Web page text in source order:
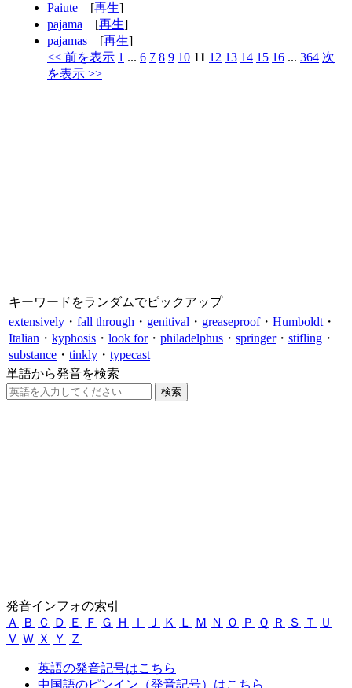
Paiute [再生]
pajama [再生]
pajamas [再生]
<< 前を表示 1 ... 6 7 8 9 10 11 12 13 14 15 16 ... 364 次
を表示 >>
キーワードをランダムでピックアップ
extensively ・ fall through ・ genitival ・ greaseproof・ Humboldt ・
Italian ・ kyphosis ・ look for・ philadelphus ・ springer・ stifling ・
substance ・ tinkly ・ typecast
単語から発音を検索
発音インフォの索引
Ａ
Ｂ Ｃ Ｄ Ｅ Ｆ Ｇ Ｈ Ｉ Ｊ Ｋ Ｌ Ｍ Ｎ Ｏ Ｐ Ｑ Ｒ Ｓ Ｔ
Ｕ
Ｖ Ｗ Ｘ Ｙ Ｚ
英語の発音記号はこちら
中国語のピンイン（発音記号）はこちら